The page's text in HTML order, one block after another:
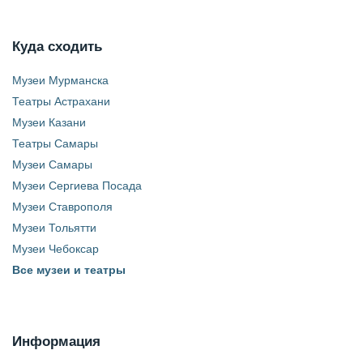
Куда сходить
Музеи Мурманска
Театры Астрахани
Музеи Казани
Театры Самары
Музеи Самары
Музеи Сергиева Посада
Музеи Ставрополя
Музеи Тольятти
Музеи Чебоксар
Все музеи и театры
Информация